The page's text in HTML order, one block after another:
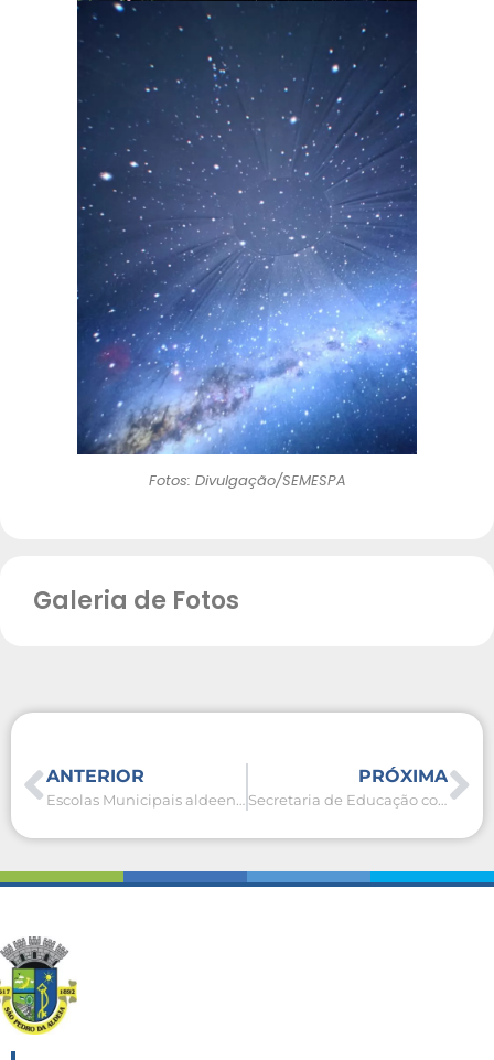
Fotos: Divulgação/SEMESPA
Galeria de Fotos
ANTERIOR
Escolas Municipais aldeenses participam da confecção de tapetes de sal no Dia de Corpus Christi
PRÓXIMA
Secretaria de Educação convoca candidatos do Processo Seletivo para entrega de documentos